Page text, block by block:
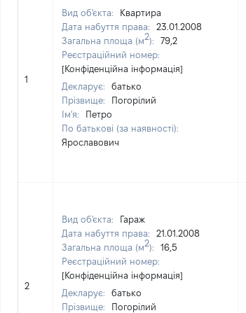
1
Вид об'єкта:
Квартира
Дата набуття права:
23.01.2008
Загальна площа (м2):
79,2
Реєстраційний номер:
[Конфіденційна інформація]
Декларує:
батько
Прізвище:
Погорілий
Ім'я:
Петро
По батькові (за наявності):
Ярославович
2
Вид об'єкта:
Гараж
Дата набуття права:
21.01.2008
Загальна площа (м2):
16,5
Реєстраційний номер:
[Конфіденційна інформація]
Декларує:
батько
Прізвище:
Погорілий